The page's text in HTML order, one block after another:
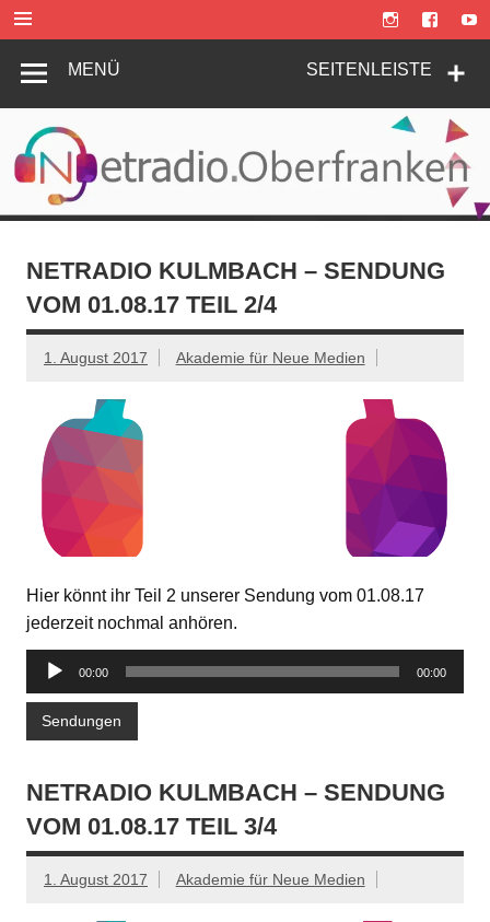
Inhalt
springen
SEITENLEISTE
MENÜ
NETRADIO KULMBACH – SENDUNG
VOM 01.08.17 TEIL 2/4
1. August 2017 Akademie für Neue Medien
Hier könnt ihr Teil 2 unserer Sendung vom 01.08.17
jederzeit nochmal anhören.
Audio-
Player
00:00 00:00
Sendungen
NETRADIO KULMBACH – SENDUNG
VOM 01.08.17 TEIL 3/4
1. August 2017 Akademie für Neue Medien